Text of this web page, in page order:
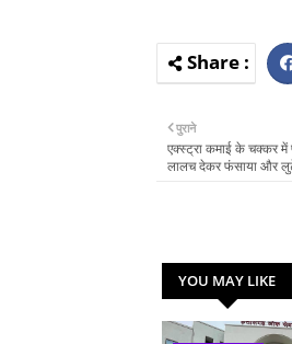
पुराने
एक्स्ट्रा कमाई के चक्कर में
लालच देकर फंसाया और
YOU MAY LIKE